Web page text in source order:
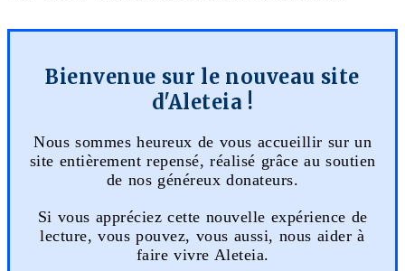
Bienvenue sur le nouveau site
d'Aleteia !
Nous sommes heureux de vous accueillir sur un
site entièrement repensé, réalisé grâce au soutien
de nos généreux donateurs.
Si vous appréciez cette nouvelle expérience de
lecture, vous pouvez, vous aussi, nous aider à
faire vivre Aleteia.